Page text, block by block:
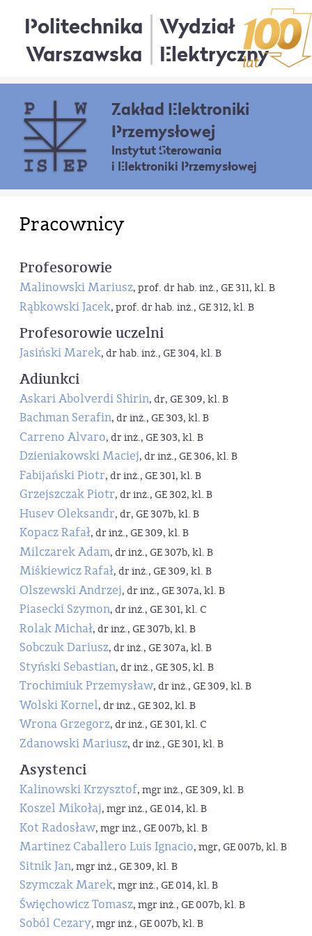
Politechnika
Warszawska
Wydział
Elektryczny
Zakład Elektroniki
Przemysłowej
Instytut Sterowania
i Elektroniki Przemysłowej
Pracownicy
Profesorowie
Malinowski Mariusz, prof. dr hab. inż., GE 311, kl. B
Rąbkowski Jacek, prof. dr hab. inż., GE 312, kl. B
Profesorowie uczelni
Jasiński Marek, dr hab. inż., GE 304, kl. B
Adiunkci
Askari Abolverdi Shirin, dr, GE 309, kl. B
Bachman Serafin, dr inż., GE 303, kl. B
Carreno Alvaro, dr inż., GE 303, kl. B
Dzieniakowski Maciej, dr inż., GE 306, kl. B
Fabijański Piotr, dr inż., GE 301, kl. B
Grzejszczak Piotr, dr inż., GE 302, kl. B
Husev Oleksandr, dr, GE 307b, kl. B
Kopacz Rafał, dr inż., GE 309, kl. B
Milczarek Adam, dr inż., GE 307b, kl. B
Miśkiewicz Rafał, dr inż., GE 309, kl. B
Olszewski Andrzej, dr inż., GE 307a, kl. B
Piasecki Szymon, dr inż., GE 301, kl. C
Rolak Michał, dr inż., GE 307b, kl. B
Sobczuk Dariusz, dr inż., GE 307a, kl. B
Styński Sebastian, dr inż., GE 305, kl. B
Trochimiuk Przemysław, dr inż., GE 309, kl. B
Wolski Kornel, dr inż., GE 302, kl. B
Wrona Grzegorz, dr inż., GE 301, kl. C
Zdanowski Mariusz, dr inż., GE 301, kl. B
Asystenci
Kalinowski Krzysztof, mgr inż., GE 309, kl. B
Koszel Mikołaj, mgr inż., GE 014, kl. B
Kot Radosław, mgr inż., GE 007b, kl. B
Martinez Caballero Luis Ignacio, mgr, GE 007b, kl. B
Sitnik Jan, mgr inż., GE 309, kl. B
Szymczak Marek, mgr inż., GE 014, kl. B
Święchowicz Tomasz, mgr inż., GE 007b, kl. B
Soból Cezary, mgr inż., GE 007b, kl. B